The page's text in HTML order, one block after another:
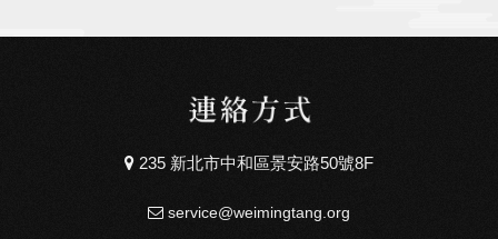
235 新北市中和區景安路50號8F
service@weimingtang.org